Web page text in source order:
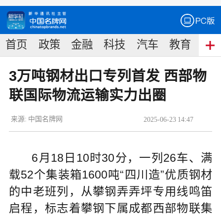
首页 政策 金融 科技 汽车 教育 食
3万吨钢材出口专列首发 西部物
联国际物流运输实力出圈
2025-06-23 14:47
来源: 中国名牌网
6月18日10时30分，一列26车、满
载52个集装箱1600吨“四川造”优质钢材
的中老班列，从攀钢弄弄坪专用线鸣笛
启程，标志着攀钢下属成都西部物联集